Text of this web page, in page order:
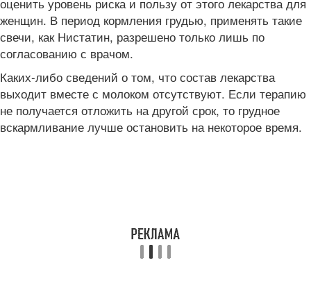
женщин. В период кормления грудью, применять такие
свечи, как Нистатин, разрешено только лишь по
согласованию с врачом.
Каких-либо сведений о том, что состав лекарства
выходит вместе с молоком отсутствуют. Если терапию
не получается отложить на другой срок, то грудное
вскармливание лучше остановить на некоторое время.